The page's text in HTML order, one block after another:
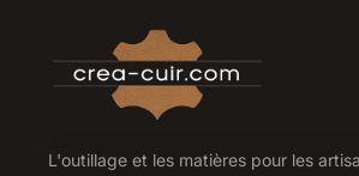
L'outillage et les matières pour les